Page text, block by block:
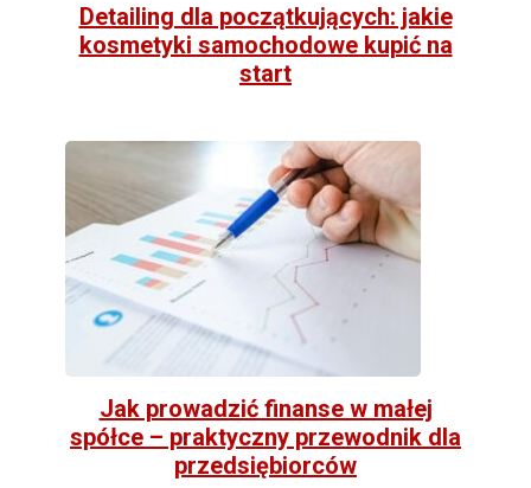
Detailing dla początkujących: jakie
kosmetyki samochodowe kupić na
start
Jak prowadzić finanse w małej
spółce – praktyczny przewodnik dla
przedsiębiorców